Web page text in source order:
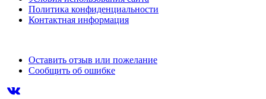
Политика конфиденциальности
Контактная информация
Оставить отзыв или пожелание
Сообщить об ошибке